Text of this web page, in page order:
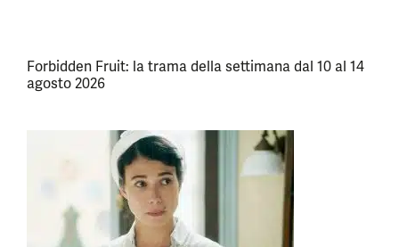
Forbidden Fruit: la trama della settimana dal 10 al 14
agosto 2026